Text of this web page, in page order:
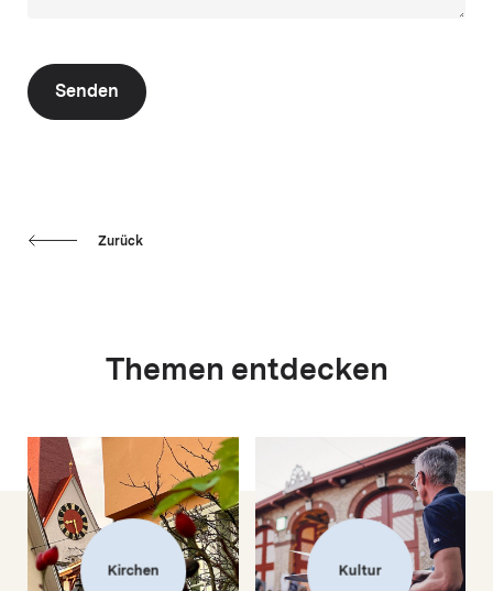
Senden
Zurück
Themen entdecken
Kirchen Kultur